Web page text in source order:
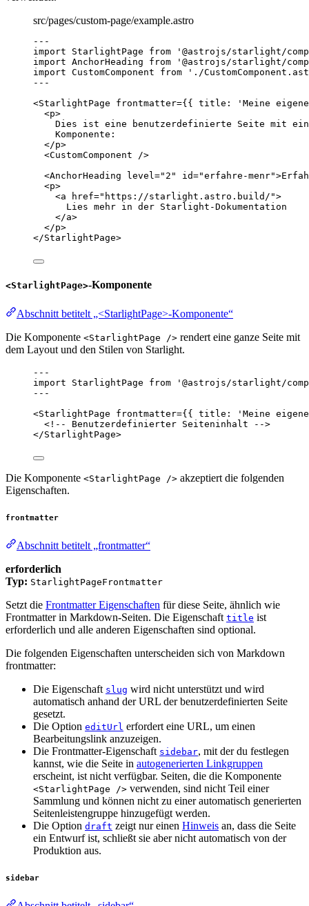
src/pages/custom-page/example.astro
---
import StarlightPage from ' @astrojs/starlight/
import AnchorHeading from ' @astrojs/starlight/
import CustomComponent from ' ./
---
<StarlightPage frontmatter={ { title: ' Meine
<p>
Dies ist eine benutzerdefinierte Seite mit
Komponente:
</p>
<CustomComponent />
<AnchorHeading level=" 2 " id="erfahre-menr">
<p>
<a href=" https://starlight.astro.build/ ">
Lies mehr in der Starlight-Dokumentation
</a>
</p>
</StarlightPage>
<StarlightPage>-Komponente
Abschnitt betitelt „<StarlightPage>-Komponente“
Die Komponente <StarlightPage /> rendert eine ganze Seite mit
dem Layout und den Stilen von Starlight.
---
import StarlightPage from ' @astrojs/starlight/
---
<StarlightPage frontmatter={{ title: ' Meine
<!-- Benutzerdefinierter Seiteninhalt -->
</StarlightPage>
Die Komponente <StarlightPage /> akzeptiert die folgenden
Eigenschaften.
frontmatter
Abschnitt betitelt „frontmatter“
erforderlich
Typ: StarlightPageFrontmatter
Setzt die Frontmatter Eigenschaften für diese Seite, ähnlich wie
Frontmatter in Markdown-Seiten. Die Eigenschaft title ist
erforderlich und alle anderen Eigenschaften sind optional.
Die folgenden Eigenschaften unterscheiden sich von Markdown
frontmatter:
Die Eigenschaft slug wird nicht unterstützt und wird
automatisch anhand der URL der benutzerdefinierten Seite
gesetzt.
Die Option editUrl erfordert eine URL, um einen
Bearbeitungslink anzuzeigen.
Die Frontmatter-Eigenschaft sidebar, mit der du festlegen
kannst, wie die Seite in autogenerierten Linkgruppen
erscheint, ist nicht verfügbar. Seiten, die die Komponente
<StarlightPage /> verwenden, sind nicht Teil einer
Sammlung und können nicht zu einer automatisch generierten
Seitenleistengruppe hinzugefügt werden.
Die Option draft zeigt nur einen Hinweis an, dass die Seite
ein Entwurf ist, schließt sie aber nicht automatisch von der
Produktion aus.
sidebar